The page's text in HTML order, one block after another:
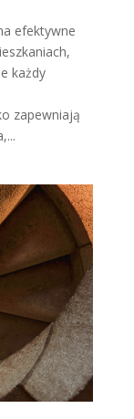
efektywne
każdy
zapewniają